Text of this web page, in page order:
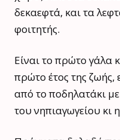
δεκαεφτά, και τα
φοιτητής.
Είναι το πρώτο γάλα
πρώτο έτος της ζωής,
από το ποδηλατάκι
του νηπιαγωγείου κι